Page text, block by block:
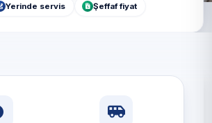
Yerinde servis Şeffaf fiyat